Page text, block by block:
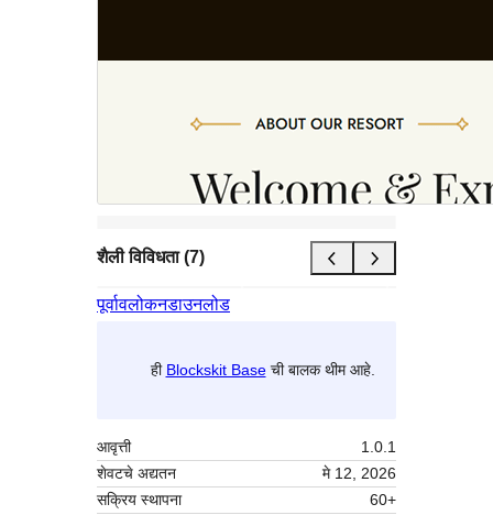
शैली विविधता (7)
पूर्वावलोकनडाउनलोड
ही Blockskit Baseची बालक थीम आहे.
आवृत्ती
1.0.1
शेवटचे अद्यतन
मे 12, 2026
सक्रिय स्थापना
60+